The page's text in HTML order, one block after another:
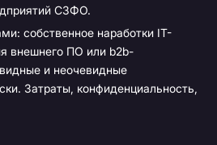
СЗФО.
собственное наработки IT-
внешнего ПО или b2b-
и неочевидные
Затраты, конфиденциальность,